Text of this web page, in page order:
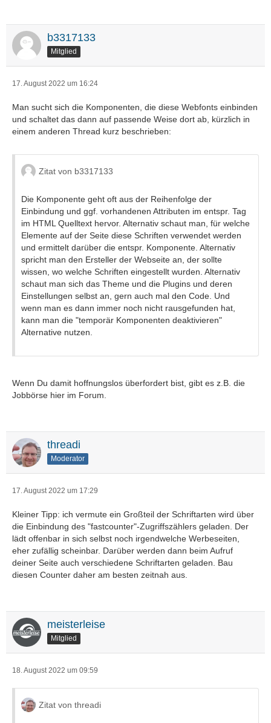
b3317133
Mitglied
17. August 2022 um 16:24
Man sucht sich die Komponenten, die diese Webfonts einbinden
und schaltet das dann auf passende Weise dort ab, kürzlich in
einem anderen Thread kurz beschrieben:
Zitat von b3317133
Die Komponente geht oft aus der Reihenfolge der
Einbindung und ggf. vorhandenen Attributen im entspr. Tag
im HTML Quelltext hervor. Alternativ schaut man, für welche
Elemente auf der Seite diese Schriften verwendet werden
und ermittelt darüber die entspr. Komponente. Alternativ
spricht man den Ersteller der Webseite an, der sollte
wissen, wo welche Schriften eingestellt wurden. Alternativ
schaut man sich das Theme und die Plugins und deren
Einstellungen selbst an, gern auch mal den Code. Und
wenn man es dann immer noch nicht rausgefunden hat,
kann man die "temporär Komponenten deaktivieren"
Alternative nutzen.
Wenn Du damit hoffnungslos überfordert bist, gibt es z.B. die
Jobbörse hier im Forum.
threadi
Moderator
17. August 2022 um 17:29
Kleiner Tipp: ich vermute ein Großteil der Schriftarten wird über
die Einbindung des "fastcounter"-Zugriffszählers geladen. Der
lädt offenbar in sich selbst noch irgendwelche Werbeseiten,
eher zufällig scheinbar. Darüber werden dann beim Aufruf
deiner Seite auch verschiedene Schriftarten geladen. Bau
diesen Counter daher am besten zeitnah aus.
meisterleise
Mitglied
18. August 2022 um 09:59
Zitat von threadi